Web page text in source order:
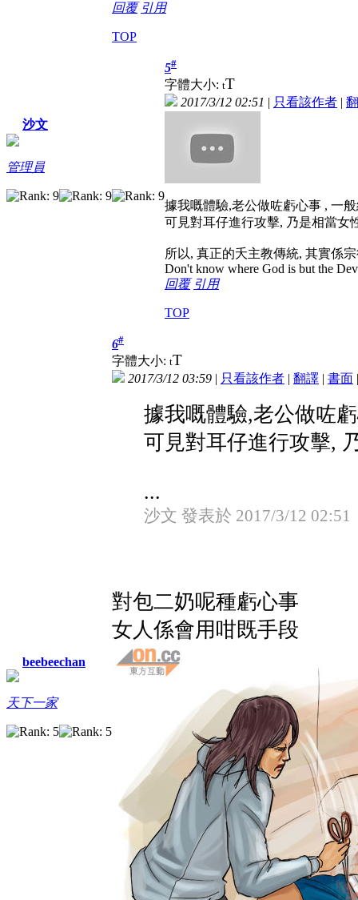
回覆 引用
TOP
沙文
管理員
5#
字體大小: tT
2017/3/12 02:51 | 只看該作者 |
據我嘅體驗,老公做咗虧心事 , 一
可見對耳仔進行攻擊, 乃是相當女
所以, 真正的夭主教傳統, 其實係
Don't know where God is but the
回覆 引用
TOP
beebeechan
天下一家
6#
字體大小: tT
2017/3/12 03:59 | 只看該作者 | 翻譯 | 書面
據我嘅體驗,老公做咗
可見對耳仔進行攻擊,
...
沙文 發表於 2017/3/12 02:51
對包二奶呢種虧心事
女人係會用咁既手段